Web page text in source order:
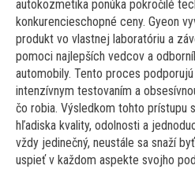
autokozmetika ponúka pokročilé
konkurencieschopné ceny. Gyeon
produkt vo vlastnej laboratóriu a
pomoci najlepších vedcov a
automobily. Tento proces
intenzívnym testovaním a
čo robia. Výsledkom tohto prístupu
hľadiska kvality, odolnosti a
vždy jedinečný, neustále sa snaží
uspieť v každom aspekte svojho